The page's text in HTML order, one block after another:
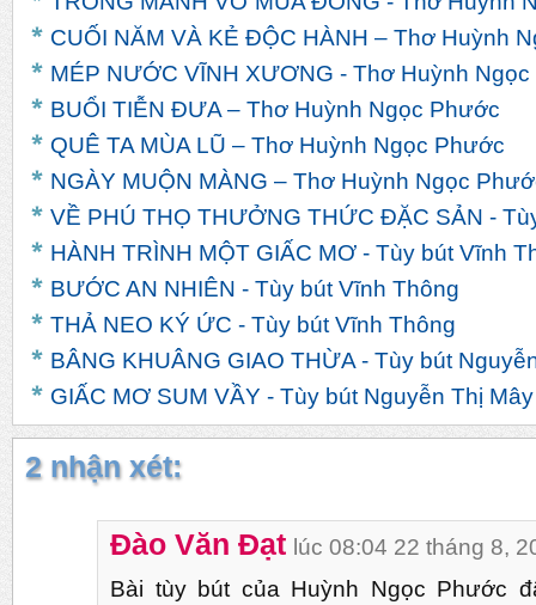
CUỐI NĂM VÀ KẺ ĐỘC HÀNH – Thơ Huỳnh
MÉP NƯỚC VĨNH XƯƠNG - Thơ Huỳnh
BUỔI TIỄN ĐƯA – Thơ Huỳnh Ngọc Phước
QUÊ TA MÙA LŨ – Thơ Huỳnh Ngọc Phước
NGÀY MUỘN MÀNG – Thơ Huỳnh Ngọc
VỀ PHÚ THỌ THƯỞNG THỨC ĐẶC SẢN -
HÀNH TRÌNH MỘT GIẤC MƠ - Tùy bút Vĩnh
BƯỚC AN NHIÊN - Tùy bút Vĩnh Thông
THẢ NEO KÝ ỨC - Tùy bút Vĩnh Thông
BÂNG KHUÂNG GIAO THỪA - Tùy bút
GIẤC MƠ SUM VẦY - Tùy bút Nguyễn Thị Mây
2 nhận xét:
Đào Văn Đạt lúc 08:04 22 tháng 8,
Bài tùy bút của Huỳnh Ngọc Phước